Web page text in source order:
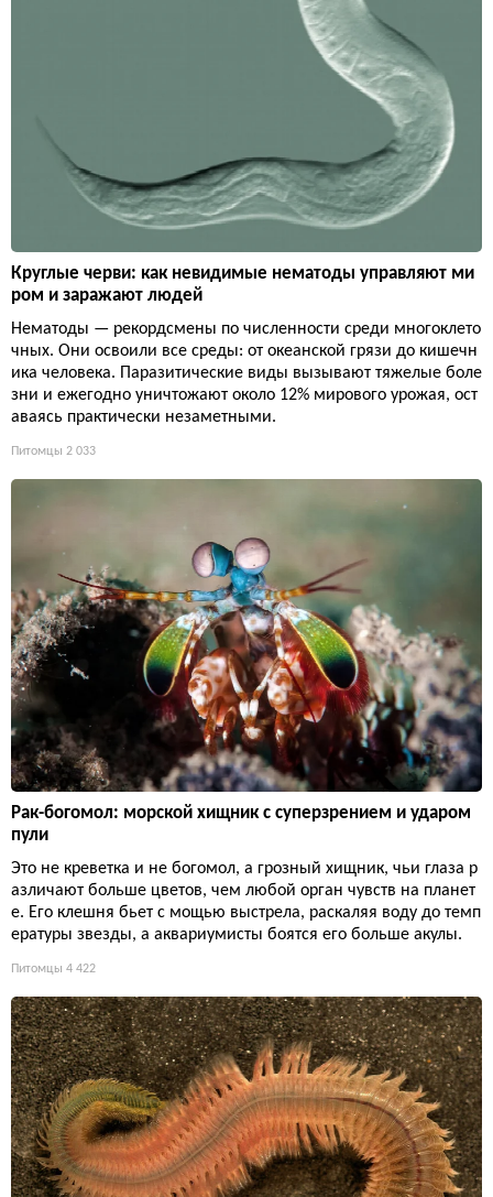
Круглые черви: как невидимые нематоды управляют ми
ром и заражают людей
Нематоды — рекордсмены по численности среди многоклето
чных. Они освоили все среды: от океанской грязи до кишечн
ика человека. Паразитические виды вызывают тяжелые боле
зни и ежегодно уничтожают около 12% мирового урожая, ост
аваясь практически незаметными.
Питомцы 2 033
Рак-богомол: морской хищник с суперзрением и ударом
пули
Это не креветка и не богомол, а грозный хищник, чьи глаза р
азличают больше цветов, чем любой орган чувств на планет
е. Его клешня бьет с мощью выстрела, раскаляя воду до темп
ературы звезды, а аквариумисты боятся его больше акулы.
Питомцы 4 422